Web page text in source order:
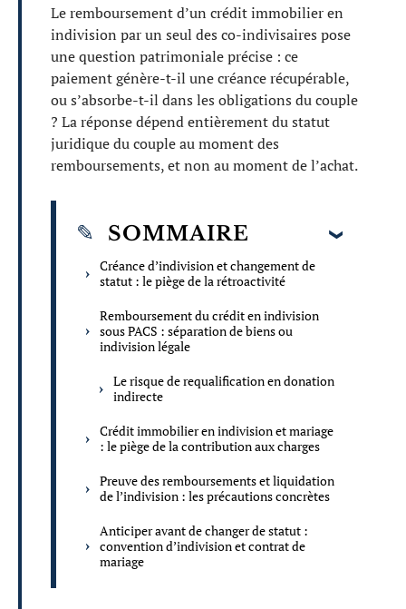
Le remboursement d’un crédit immobilier en
indivision par un seul des co-indivisaires pose
une question patrimoniale précise : ce
paiement génère-t-il une créance récupérable,
ou s’absorbe-t-il dans les obligations du couple
? La réponse dépend entièrement du statut
juridique du couple au moment des
remboursements, et non au moment de l’achat.
SOMMAIRE
Créance d’indivision et changement de
statut : le piège de la rétroactivité
Remboursement du crédit en indivision
sous PACS : séparation de biens ou
indivision légale
Le risque de requalification en donation
indirecte
Crédit immobilier en indivision et mariage
: le piège de la contribution aux charges
Preuve des remboursements et liquidation
de l’indivision : les précautions concrètes
Anticiper avant de changer de statut :
convention d’indivision et contrat de
mariage